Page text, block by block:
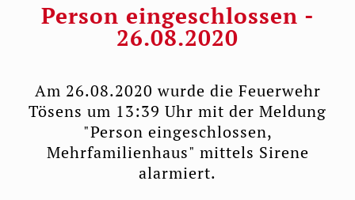
Person eingeschlossen -
26.08.2020
Am 26.08.2020 wurde die Feuerwehr
Tösens um 13:39 Uhr mit der Meldung
"Person eingeschlossen,
Mehrfamilienhaus" mittels Sirene
alarmiert.